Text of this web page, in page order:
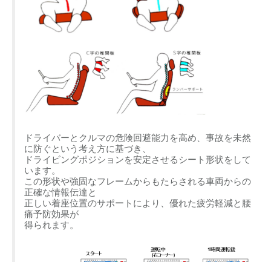
ドライバーとクルマの危険回避能力を高め、事故を未然
に防ぐという考え方に基づき、
ドライビングポジションを安定させるシート形状をして
います。
この形状や強固なフレームからもたらされる車両からの
正確な情報伝達と
正しい着座位置のサポートにより、優れた疲労軽減と腰
痛予防効果が
得られます。